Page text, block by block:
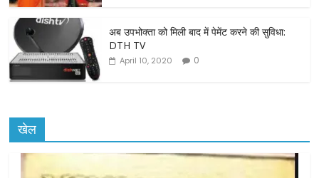
अब उपभोक्ता को मिली बाद में पेमेंट करने की सुविधा:
DTH TV
April 10, 2020 0
खेल